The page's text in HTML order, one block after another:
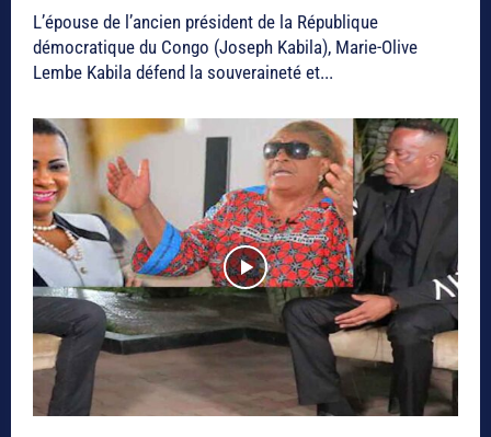
L’épouse de l’ancien président de la République
démocratique du Congo (Joseph Kabila), Marie-Olive
Lembe Kabila défend la souveraineté et...